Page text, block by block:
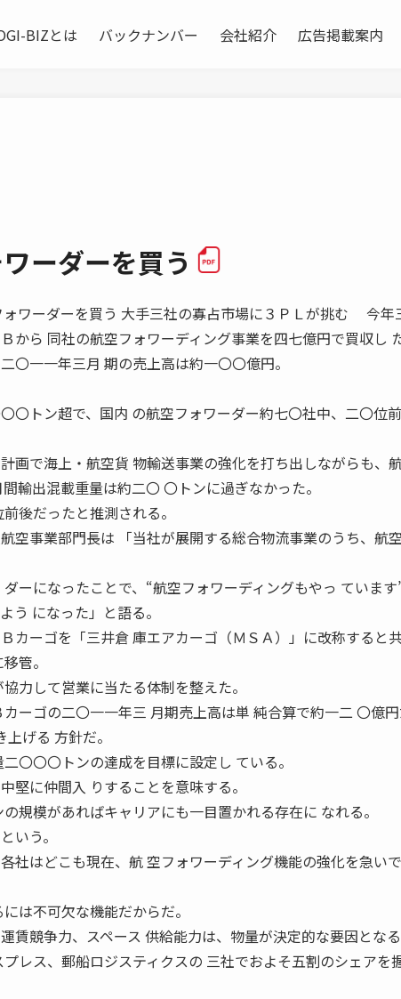
BIZとは バックナンバー 会社紹介 広告掲載案内
ーダーを買う
ーダーを買う 大手三社の寡占市場に３ＰＬが挑む 今年
から 同社の航空フォワーディング事業を四七億円で買収し た
〇一一年三月 期の売上高は約一〇〇億円。
〇トン超で、国内 の航空フォワーダー約七〇社中、二〇位
画で海上・航空貨 物輸送事業の強化を打ち出しながらも、
輸出混載重量は約二〇 〇トンに過ぎなかった。
後だったと推測される。
空事業部門長は 「当社が展開する総合物流事業のうち、航
ーになったことで、“航空フォワーディングもやっ ています
う になった」と語る。
カーゴを「三井倉 庫エアカーゴ（ＭＳＡ）」に改称すると共
管。
力して営業に当たる体制を整えた。
ーゴの二〇一一年三 月期売上高は単 純合算で約一二 〇億円
げる 方針だ。
〇〇〇トンの達成を目標に設定し ている。
堅に仲間入 りすることを意味する。
規模があればキャリアにも一目置かれる存在に なれる。
いう。
社はどこも現在、航 空フォワーディング機能の強化を急い
は不可欠な機能だからだ。
賃競争力、スペース 供給能力は、物量が決定的な要因となる
レス、郵船ロジスティクスの 三社でおよそ五割のシェアを